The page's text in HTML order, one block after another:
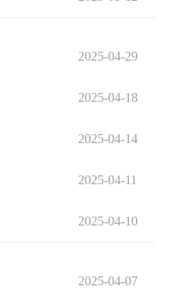
2025-04-29
2025-04-18
2025-04-14
2025-04-11
2025-04-10
2025-04-07